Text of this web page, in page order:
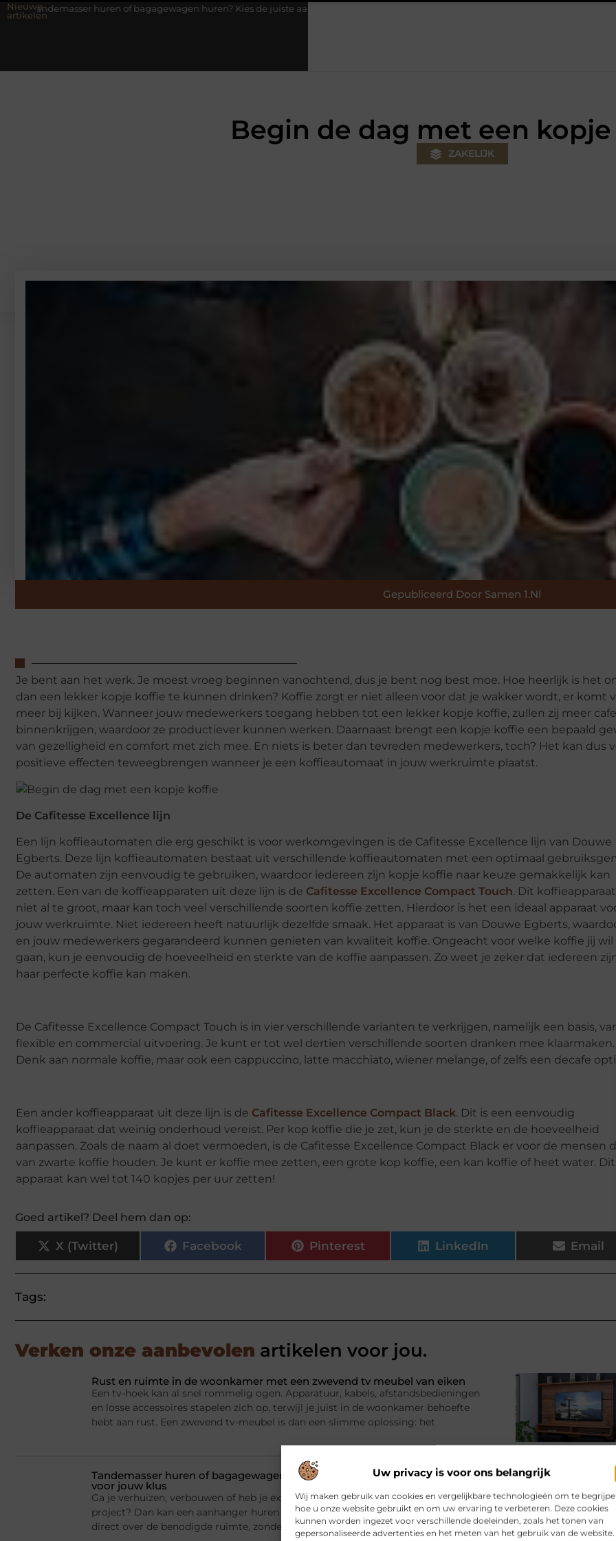
Uw privacy is voor ons belangrijk
Wij maken gebruik van cookies en vergelijkbare technologieën om te
hoe u onze website gebruikt en om uw ervaring te verbeteren. Deze cookies
kunnen worden ingezet voor verschillende doeleinden, zoals het tonen van
gepersonaliseerde advertenties en het meten van het gebruik van de website.
Nieuwe
artikelen
huren of bagagewagen huren? Kies de juiste aanhanger voor jouw klus
Begin de dag met een
ZAKELIJK
Gepubliceerd Door Samen 1.nl
Je bent aan het werk. Je moest vroeg beginnen vanochtend, dus je bent nog best moe. Hoe heerlijk is het
dan een lekker kopje koffie te kunnen drinken? Koffie zorgt er niet alleen voor dat je wakker wordt, er komt
meer bij kijken. Wanneer jouw medewerkers toegang hebben tot een lekker kopje koffie, zullen zij meer
binnenkrijgen, waardoor ze productiever kunnen werken. Daarnaast brengt een kopje koffie een bepaald
van gezelligheid en comfort met zich mee. En niets is beter dan tevreden medewerkers, toch? Het kan dus
positieve effecten teweegbrengen wanneer je een koffieautomaat in jouw werkruimte plaatst.
De Cafitesse Excellence lijn
Een lijn koffieautomaten die erg geschikt is voor werkomgevingen is de Cafitesse Excellence lijn van Douwe
Egberts. Deze lijn koffieautomaten bestaat uit verschillende koffieautomaten met een optimaal
De automaten zijn eenvoudig te gebruiken, waardoor iedereen zijn kopje koffie naar keuze gemakkelijk kan
zetten. Een van de koffieapparaten uit deze lijn is de Cafitesse Excellence Compact Touch. Dit
niet al te groot, maar kan toch veel verschillende soorten koffie zetten. Hierdoor is het een ideaal apparaat
jouw werkruimte. Niet iedereen heeft natuurlijk dezelfde smaak. Het apparaat is van Douwe Egberts,
en jouw medewerkers gegarandeerd kunnen genieten van kwaliteit koffie. Ongeacht voor welke koffie jij wil
gaan, kun je eenvoudig de hoeveelheid en sterkte van de koffie aanpassen. Zo weet je zeker dat iedereen
haar perfecte koffie kan maken.
De Cafitesse Excellence Compact Touch is in vier verschillende varianten te verkrijgen, namelijk een basis,
flexible en commercial uitvoering. Je kunt er tot wel dertien verschillende soorten dranken mee klaarmaken.
Denk aan normale koffie, maar ook een cappuccino, latte macchiato, wiener melange, of zelfs een decafe
Een ander koffieapparaat uit deze lijn is de Cafitesse Excellence Compact Black. Dit is een eenvoudig
koffieapparaat dat weinig onderhoud vereist. Per kop koffie die je zet, kun je de sterkte en de hoeveelheid
aanpassen. Zoals de naam al doet vermoeden, is de Cafitesse Excellence Compact Black er voor de mensen
van zwarte koffie houden. Je kunt er koffie mee zetten, een grote kop koffie, een kan koffie of heet water. Dit
apparaat kan wel tot 140 kopjes per uur zetten!
Goed artikel? Deel hem dan op:
X (Twitter) Facebook Pinterest LinkedIn Email
Tags:
Verken onze aanbevolen artikelen voor jou.
Rust en ruimte in de woonkamer met een zwevend tv meubel van eiken
Een tv-hoek kan al snel rommelig ogen. Apparatuur, kabels, afstandsbedieningen
en losse accessoires stapelen zich op, terwijl je juist in de woonkamer behoefte
hebt aan rust. Een zwevend tv-meubel is dan een slimme oplossing: het
Tandemasser huren of bagagewagen huren? Kies de juiste aanhanger
voor jouw klus
Ga je verhuizen, verbouwen of heb je extra laadruimte nodig voor een tijdelijk
project? Dan kan een aanhanger huren een slimme oplossing zijn. Je beschikt
direct over de benodigde ruimte, zonder dat je zelf een